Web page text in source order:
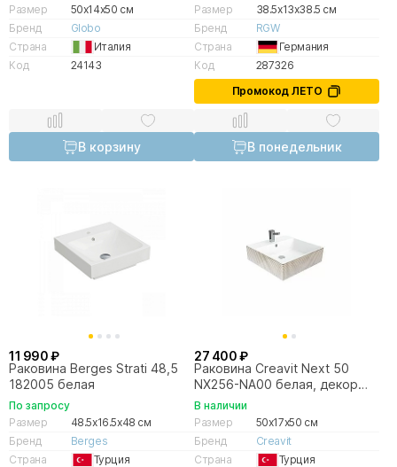
Размер
50x14x50 см
Бренд
Globo
Страна
Италия
Код
24143
В корзину
Размер
38.5x13x38.5 см
Бренд
RGW
Страна
Германия
Код
287326
Промокод ЛЕТО
В понедельник
11 990 ₽
Раковина Berges Strati 48,5
182005 белая
По запросу
Размер
48.5x16.5x48 см
Бренд
Berges
Страна
Турция
27 400 ₽
Раковина Creavit Next 50
NX256-NA00 белая, декор
золото
В наличии
Размер
50x17x50 см
Бренд
Creavit
Страна
Турция